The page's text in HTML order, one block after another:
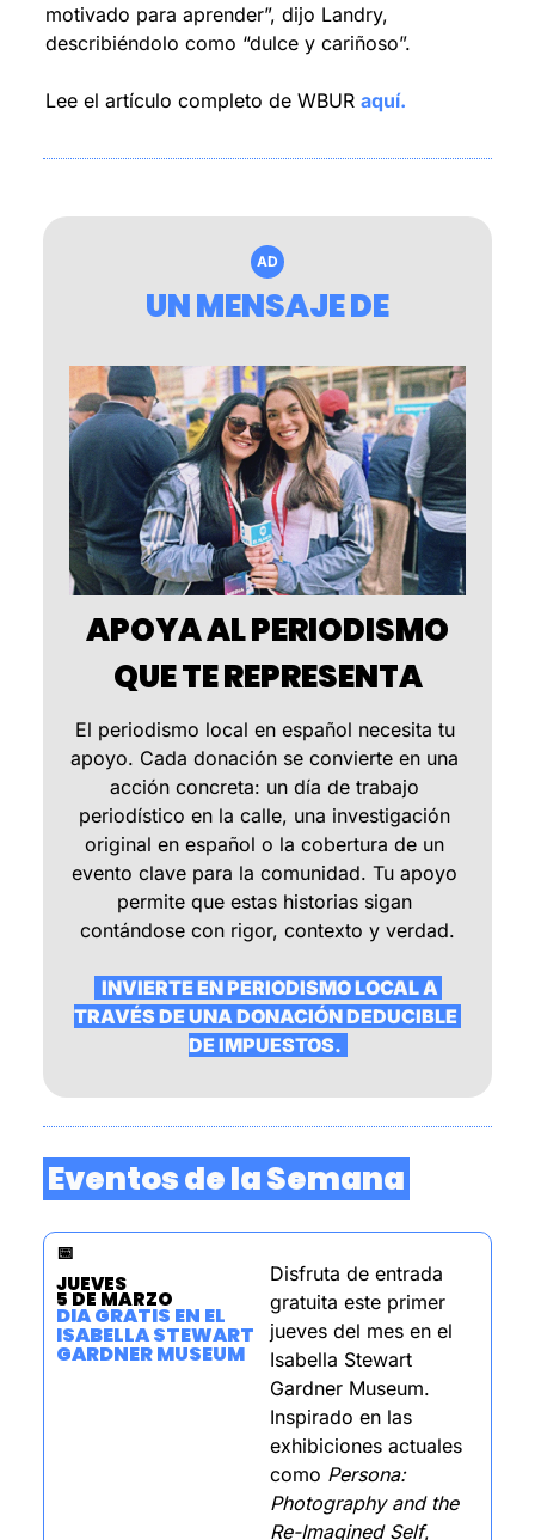
motivado para aprender”, dijo Landry,
describiéndolo como “dulce y cariñoso”.
Lee el artículo completo de WBUR aquí.
AD
UN MENSAJE DE
APOYA AL PERIODISMO
QUE TE REPRESENTA
El periodismo local en español necesita tu
apoyo. Cada donación se convierte en una
acción concreta: un día de trabajo
periodístico en la calle, una investigación
original en español o la cobertura de un
evento clave para la comunidad. Tu apoyo
permite que estas historias sigan
contándose con rigor, contexto y verdad.
TRAVÉS DE UNA DONACIÓN DEDUCIBLE
DE IMPUESTOS.
Eventos de la Semana
📅
JUEVES
5 DE MARZO
DIA GRATIS EN EL
ISABELLA STEWART
GARDNER MUSEUM
Disfruta de entrada
gratuita este primer
jueves del mes en el
Isabella Stewart
Gardner Museum.
Inspirado en las
exhibiciones actuales
como Persona:
Photography and the
Re-Imagined Self